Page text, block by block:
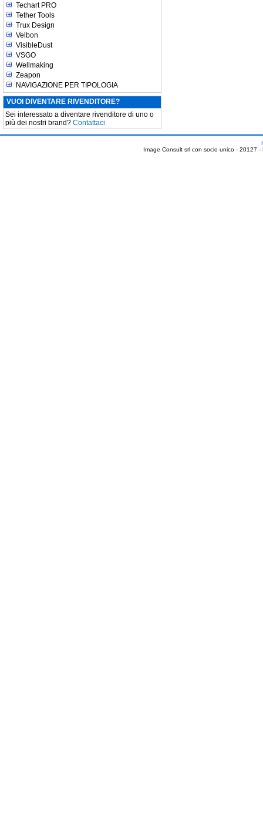
Techart PRO
Tether Tools
Trux Design
Velbon
VisibleDust
VSGO
Wellmaking
Zeapon
NAVIGAZIONE PER TIPOLOGIA
VUOI DIVENTARE RIVENDITORE?
Sei interessato a diventare rivenditore di uno o
più dei nostri brand? Contattaci
Image Consult srl con socio unico - 20127